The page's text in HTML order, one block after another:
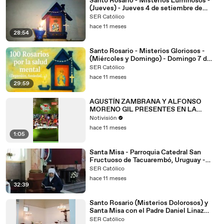
28:54
(Jueves) - Jueves 4 de setiembre de
2025
SER Católico
hace 11 meses
29:59
Santo Rosario - Misterios Gloriosos -
(Miércoles y Domingo) - Domingo 7 de
setiembre de 2025
SER Católico
hace 11 meses
1:05
AGUSTÍN ZAMBRANA Y ALFONSO
MORENO GIL PRESENTES EN LA
GRAN FIESTA DE SANTA CRUZ EN
SEPTIEMBRE 💚🤍💚
Notivisión
hace 11 meses
32:39
Santa Misa - Parroquia Catedral San
Fructuoso de Tacuarembó, Uruguay -
Domingo 24/08/2025
SER Católico
hace 11 meses
Santo Rosario (Misterios Dolorosos) y
Santa Misa con el Padre Daniel Linazza
(07/02/2025)
SER Católico